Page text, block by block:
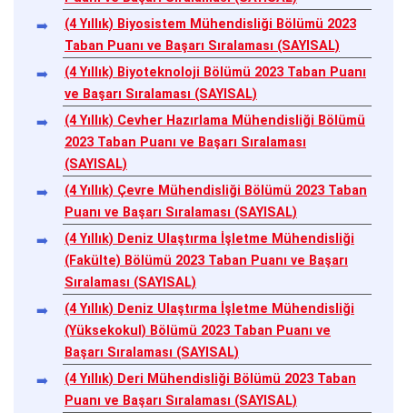
(4 Yıllık) Biyosistem Mühendisliği Bölümü 2023
Taban Puanı ve Başarı Sıralaması (SAYISAL)
(4 Yıllık) Biyoteknoloji Bölümü 2023 Taban Puanı
ve Başarı Sıralaması (SAYISAL)
(4 Yıllık) Cevher Hazırlama Mühendisliği Bölümü
2023 Taban Puanı ve Başarı Sıralaması
(SAYISAL)
(4 Yıllık) Çevre Mühendisliği Bölümü 2023 Taban
Puanı ve Başarı Sıralaması (SAYISAL)
(4 Yıllık) Deniz Ulaştırma İşletme Mühendisliği
(Fakülte) Bölümü 2023 Taban Puanı ve Başarı
Sıralaması (SAYISAL)
(4 Yıllık) Deniz Ulaştırma İşletme Mühendisliği
(Yüksekokul) Bölümü 2023 Taban Puanı ve
Başarı Sıralaması (SAYISAL)
(4 Yıllık) Deri Mühendisliği Bölümü 2023 Taban
Puanı ve Başarı Sıralaması (SAYISAL)